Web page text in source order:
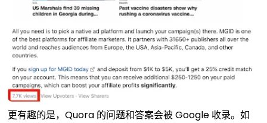
更有趣的是，Quora 的问题和答案会被 Google 收录。如